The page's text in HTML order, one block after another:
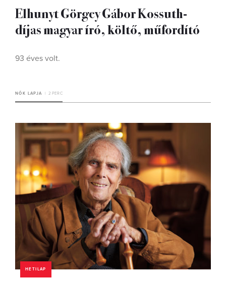
Elhunyt Görgey Gábor Kossuth-
díjas magyar író, költő, műfordító
93 éves volt.
NŐK LAPJA 2 PERC
HETILAP